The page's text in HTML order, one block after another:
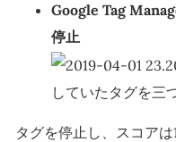
Google Tag
停止
していたタグを三
タグを停止し、スコア